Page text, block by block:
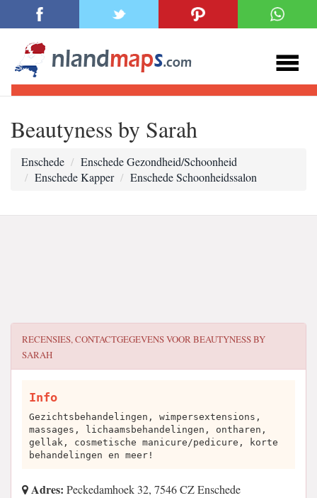
Beautyness by Sarah
Enschede
Enschede Gezondheid/Schoonheid
Enschede Kapper
Enschede Schoonheidssalon
RECENSIES, CONTACTGEGEVENS VOORBEAUTYNESS BY
SARAH
Info
Gezichtsbehandelingen, wimpersextensions,
massages, lichaamsbehandelingen, ontharen,
gellak, cosmetische manicure/pedicure, korte
behandelingen en meer!
Adres: Peckedamhoek 32, 7546 CZ Enschede